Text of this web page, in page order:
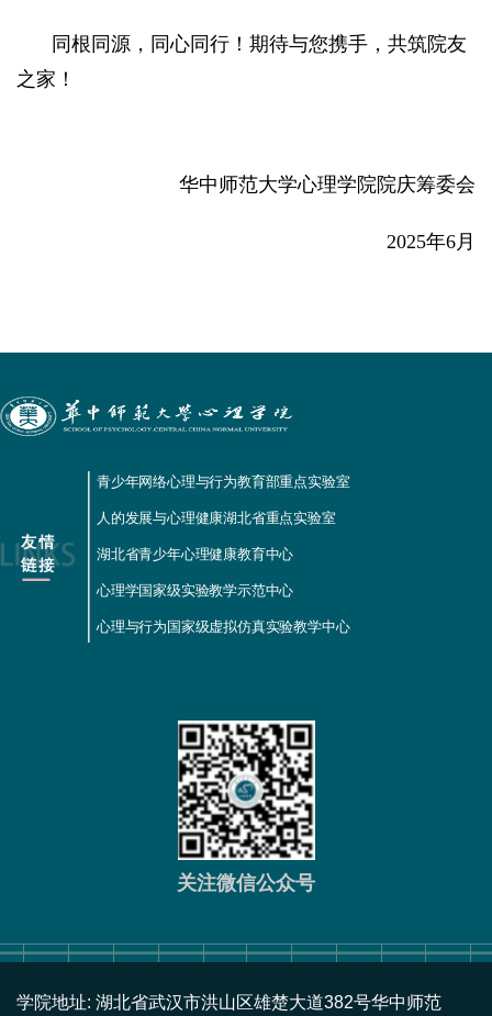
同根同源，同心同行！期待与您携手，共筑院友
之家！
华中师范大学心理学院院庆筹委会
2025年6月
青少年网络心理与行为教育部重点实验室
人的发展与心理健康湖北省重点实验室
湖北省青少年心理健康教育中心
心理学国家级实验教学示范中心
心理与行为国家级虚拟仿真实验教学中心
关注微信公众号
学院地址: 湖北省武汉市洪山区雄楚大道382号华中师范